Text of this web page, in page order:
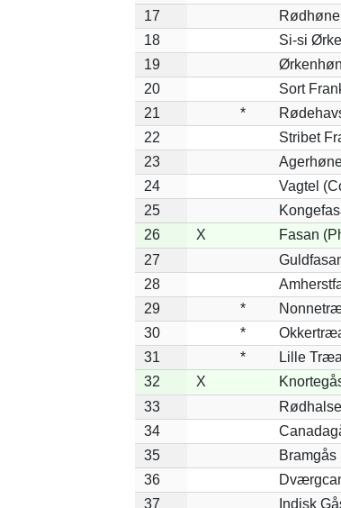
17
18
Si-si
19
20
Sort
21
*
22
Stribet
23
24
Vagtel
25
26
X Fasan
27
28
29
*
30
*
31
*
Lille
32
X
33
34
35
36
37
Indisk